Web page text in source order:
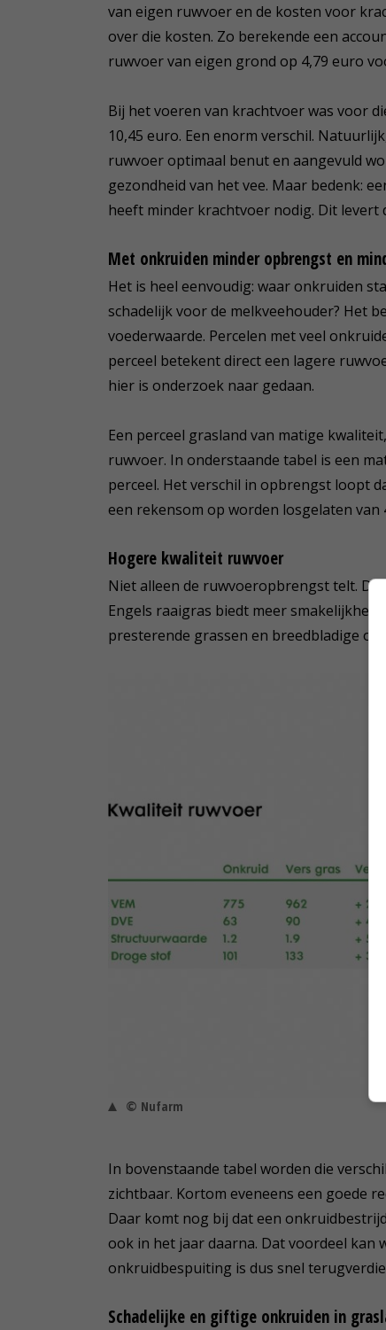
van eigen ruwvoer en de kosten voor
over die kosten. Zo berekende een
ruwvoer van eigen grond op 4,79 euro
Bij het voeren van krachtvoer was voor
10,45 euro. Een enorm verschil.
ruwvoer optimaal benut en aangevuld
gezondheid van het vee. Maar bedenk:
heeft minder krachtvoer nodig. Dit levert
Met onkruiden minder opbrengst en
Het is heel eenvoudig: waar onkruiden
schadelijk voor de melkveehouder? Het
voederwaarde. Percelen met veel
perceel betekent direct een lagere
hier is onderzoek naar gedaan.
Een perceel grasland van matige
ruwvoer. In onderstaande tabel is een
perceel. Het verschil in opbrengst loopt
een rekensom op worden losgelaten
Hogere kwaliteit ruwvoer
Niet alleen de ruwvoeropbrengst telt.
Engels raaigras biedt meer
presterende grassen en breedbladige
© Nufarm
In bovenstaande tabel worden die
zichtbaar. Kortom eveneens een goede
Daar komt nog bij dat een
ook in het jaar daarna. Dat voordeel kan
onkruidbespuiting is dus snel
Schadelijke en giftige onkruiden in